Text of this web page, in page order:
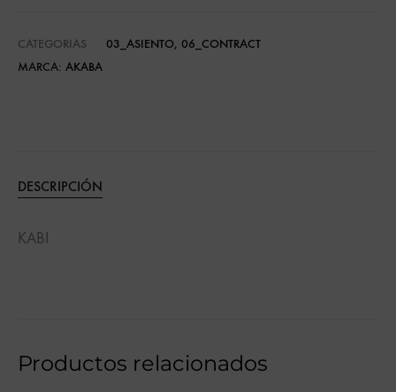
CATEGORIAS 03_ASIENTO, 06_CONTRACT
MARCA: AKABA
DESCRIPCIÓN
KABI
Productos relacionados